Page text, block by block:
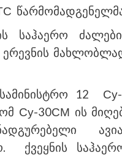
საჰაერო
ერევნის
12
Су-30СМ ის
ქვეყნის